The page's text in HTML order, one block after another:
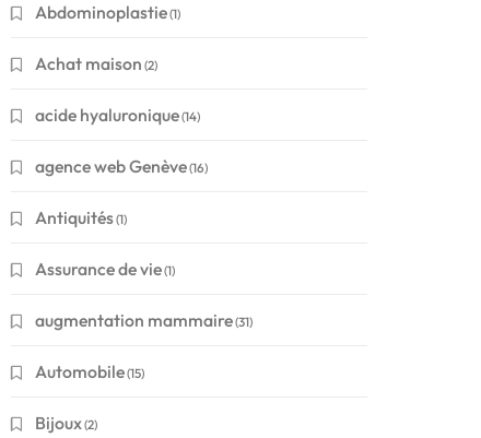
Abdominoplastie(1)
Achat maison (2)
acide hyaluronique(14)
agence web Genève(16)
Antiquités(1)
Assurance de vie(1)
augmentation mammaire(31)
Automobile(15)
Bijoux(2)